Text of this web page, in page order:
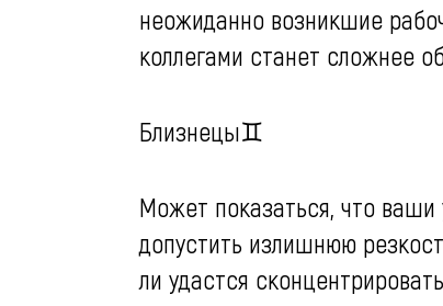
неожиданно возникшие
коллегами станет сложнее
Близнецы♊️
Может показаться, что ваши
допустить излишнюю
ли удастся